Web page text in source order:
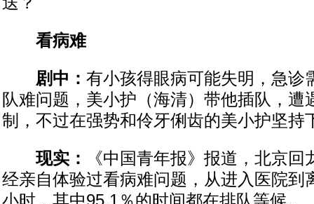
看病难
剧中： 有小孩得眼病可能失明，急诊
队难问题，美小护（海清）带他插队，遭
制，不过在强势和伶牙俐齿的美小护坚持
现实：
《中国青年报》报道，北京
经亲自体验过看病难问题，从进入医院到